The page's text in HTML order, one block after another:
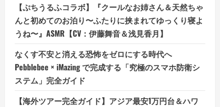
【ぷちうるふコラボ】『クールなお姉さん＆天然ちゃ
んと初めてのお泊り〜ふたりに挟まれてゆっくり寝よ
うね〜』ASMR【CV：伊藤舞音＆浅見香月】
なくす不安と消える恐怖をゼロにする時代へ
Pebblebee × iMazing で完成する「究極のスマホ防衛シ
ステム」完全ガイド
【海外ツアー完全ガイド】アジア最安1万円台＆ハワ